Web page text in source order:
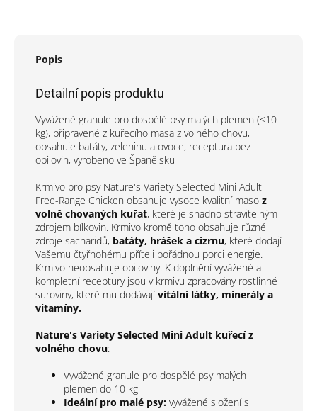
Popis
Detailní popis produktu
Vyvážené granule pro dospělé psy malých plemen (<10
kg), připravené z kuřecího masa z volného chovu,
obsahuje batáty, zeleninu a ovoce, receptura bez
obilovin, vyrobeno ve Španělsku
Krmivo pro psy Nature's Variety Selected Mini Adult
Free-Range Chicken obsahuje vysoce kvalitní maso z
volně chovaných kuřat, které je snadno stravitelným
zdrojem bílkovin. Krmivo kromě toho obsahuje různé
zdroje sacharidů, batáty, hrášek a cizrnu, které dodají
Vašemu čtyřnohému příteli pořádnou porci energie.
Krmivo neobsahuje obiloviny. K doplnění vyvážené a
kompletní receptury jsou v krmivu zpracovány rostlinné
suroviny, které mu dodávajívitální látky, minerály a
vitamíny.
Nature's Variety Selected Mini Adult kuřecí z
volného chovu:
Vyvážené granule pro dospělé psy malých
plemen do 10 kg
Ideální pro malé psy: vyvážené složení s